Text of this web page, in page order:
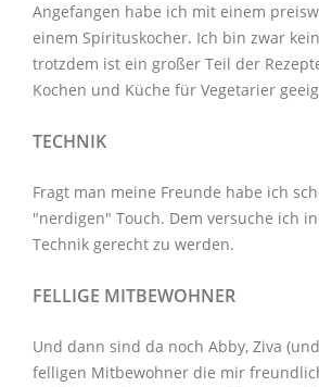
Angefangen habe ich mit einem
einem Spirituskocher. Ich bin zwar
trotzdem ist ein großer Teil der
Kochen und Küche für Vegetarier
TECHNIK
Fragt man meine Freunde habe ich
"nerdigen" Touch. Dem versuche ich
Technik gerecht zu werden.
FELLIGE MITBEWOHNER
Und dann sind da noch Abby, Ziva
felligen Mitbewohner die mir